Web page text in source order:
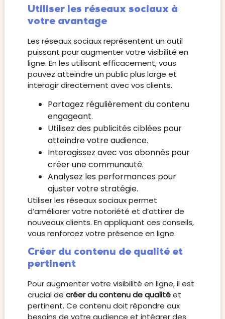
Utiliser les réseaux sociaux à
votre avantage
Les réseaux sociaux représentent un outil
puissant pour augmenter votre visibilité en
ligne. En les utilisant efficacement, vous
pouvez atteindre un public plus large et
interagir directement avec vos clients.
Partagez régulièrement du contenu
engageant.
Utilisez des publicités ciblées pour
atteindre votre audience.
Interagissez avec vos abonnés pour
créer une communauté.
Analysez les performances pour
ajuster votre stratégie.
Utiliser les réseaux sociaux permet
d’améliorer votre notoriété et d’attirer de
nouveaux clients. En appliquant ces conseils,
vous renforcez votre présence en ligne.
Créer du contenu de qualité et
pertinent
Pour augmenter votre visibilité en ligne, il est
crucial de créer du contenu de qualitéet
pertinent. Ce contenu doit répondre aux
besoins de votre audience et intégrer des